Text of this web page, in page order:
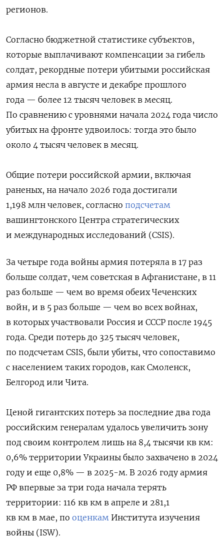
регионов.
Согласно бюджетной статистике субъектов,
которые выплачивают компенсации за гибель
солдат, рекордные потери убитыми российская
армия несла в августе и декабре прошлого
года — более 12 тысяч человек в месяц.
По сравнению с уровнями начала 2024 года число
убитых на фронте удвоилось: тогда это было
около 4 тысяч человек в месяц.
Общие потери российской армии, включая
раненых, на начало 2026 года достигали
1,198 млн человек, согласно подсчетам
вашингтонского Центра стратегических
и международных исследований (CSIS).
За четыре года войны армия потеряла в 17 раз
больше солдат, чем советская в Афганистане, в 11
раз больше — чем во время обеих Чеченских
войн, и в 5 раз больше — чем во всех войнах,
в которых участвовали Россия и СССР после 1945
года. Среди потерь до 325 тысяч человек,
по подсчетам CSIS, были убиты, что сопоставимо
с населением таких городов, как Смоленск,
Белгород или Чита.
Ценой гигантских потерь за последние два года
российским генералам удалось увеличить зону
под своим контролем лишь на 8,4 тысячи кв км:
0,6% территории Украины было захвачено в 2024
году и еще 0,8% — в 2025-м. В 2026 году армия
РФ впервые за три года начала терять
территории: 116 кв км в апреле и 281,1
кв км в мае, по оценкам Института изучения
войны (ISW).